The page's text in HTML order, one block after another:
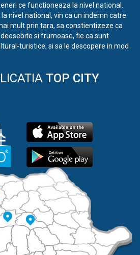
ce functioneaza la nivel national.
nivel national, vin ca un indemn catre
mult prin tara, sa constientizeze ca
si frumoase, fie ca sunt
turistice, si sa le descopere in mod
TOP CITY